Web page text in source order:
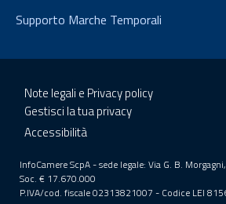
Supporto Marche Temporali
Note legali e Privacy policy
Gestisci la tua privacy
Accessibilità
InfoCamere ScpA - sede legale: Via G. B.
Soc. € 17.670.000
P.IVA/cod. fiscale 02313821007 - Codice LEI